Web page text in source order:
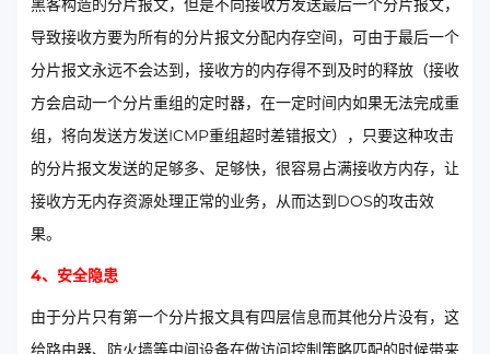
黑客构造的分片报文，但是不向接收方发送最后一个分片报文，
导致接收方要为所有的分片报文分配内存空间，可由于最后一个
分片报文永远不会达到，接收方的内存得不到及时的释放（接收
方会启动一个分片重组的定时器，在一定时间内如果无法完成重
组，将向发送方发送ICMP重组超时差错报文），只要这种攻击
的分片报文发送的足够多、足够快，很容易占满接收方内存，让
接收方无内存资源处理正常的业务，从而达到DOS的攻击效
果。
4、安全隐患
由于分片只有第一个分片报文具有四层信息而其他分片没有，这
给路由器、防火墙等中间设备在做访问控制策略匹配的时候带来